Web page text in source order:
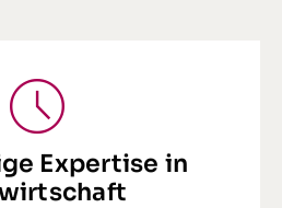
Expertise in